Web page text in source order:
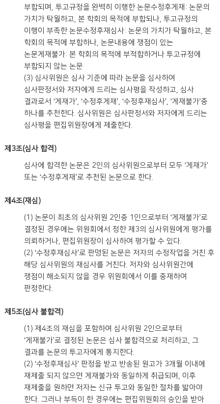
부합되며, 투고규정을 완벽히 이행한 논문수정후게재: 논문의
가치가 탁월하고, 본 학회의 목적에 부합되나, 투고규정의
이행이 부족한 논문수정후재심사: 논문의 가치가 탁월하고, 본
학회의 목적에 부합하나, 논문내용에 쟁점이 있는
논문게재불가: 본 학회의 목적에 부적합하거나 투고규정에
부합되지 않는 논문
(3) 심사위원은 심사 기준에 따라 논문을 심사하여
심사판정서와 저자에게 드리는 심사평을 작성하고, 심사
결과로서 ‘게재가’, ‘수정후게재’, ‘수정후재심사’, ‘게재불가’중
하나를 추천한다. 심사위원은 심사판정서와 저자에게 드리는
심사평을 편집위원장에게 제출한다.
제3조(심사 합격)
심사에 합격한 논문은 2인의 심사위원으로부터 모두 ‘게재가’
또는 ‘수정후게재’로 추천된 논문으로 한다.
제4조(재심)
(1) 논문이 최초의 심사위원 2인중 1인으로부터 ‘게재불가’로
결정된 경우에는 위원회에서 정한 제3의 심사위원에게 평가를
의뢰하거나, 편집위원장이 심사하여 평가할 수 있다.
(2) ‘수정후재심사’로 판명된 논문은 저자의 수정작업을 거친 후
해당 심사위원의 재심사를 거친다. 저자와 심사위원간에
쟁점이 해소되지 않을 경우 위원회에서 이를 중재하여
판정한다.
제5조(심사 불합격)
(1) 제4조의 재심을 포함하여 심사위원 2인으로부터
‘게재불가’로 결정된 논문은 심사 불합격으로 처리하고, 그
결과를 논문의 투고자에게 통지한다.
(2) ‘수정후재심사’ 판정을 받고 반송된 원고가 3개월 이내에
재제출 되지 않으면 게재불가와 동일하게 취급되며, 이후
재제출을 원하면 저자는 신규 투고와 동일한 절차를 밟아야
한다. 그러나 부득이 한 경우에는 편집위원회의 승인을 받아